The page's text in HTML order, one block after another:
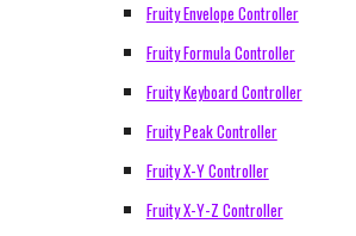
Fruity Envelope Controller
Fruity Formula Controller
Fruity Keyboard Controller
Fruity Peak Controller
Fruity X-Y Controller
Fruity X-Y-Z Controller